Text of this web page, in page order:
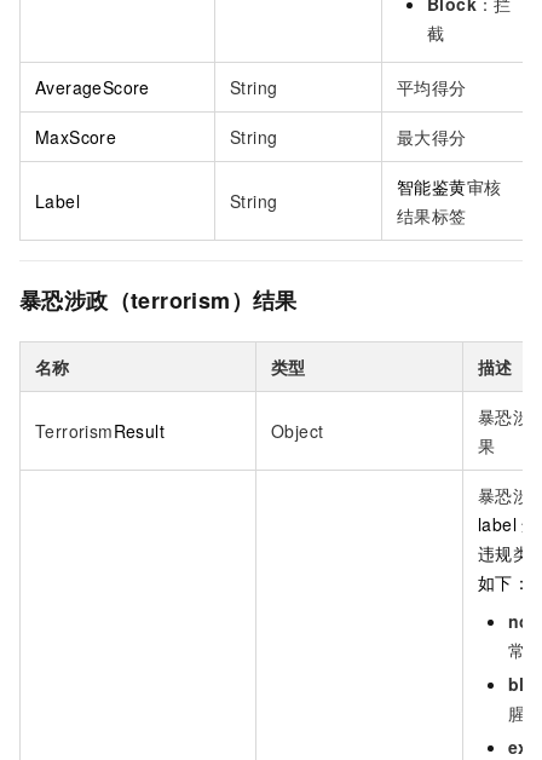
截
AverageScore String 平均得分
MaxScore String 最大得分
Label String
智能鉴黄审核
结果标签
暴恐涉政（terrorism）结果
名称 类型 描述
TerrorismResult Object
暴恐涉
果
暴恐涉
label
违规类
如下：
常
腥